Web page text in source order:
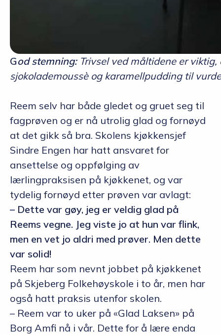
God stemning:Trivsel ved måltidene er viktig,
sjokolademoussè og karamellpudding til
Reem selv har både gledet og gruet seg til
fagprøven og er nå utrolig glad og fornøyd
at det gikk så bra. Skolens kjøkkensjef
Sindre Engen har hatt ansvaret for
ansettelse og oppfølging av
lærlingpraksisen på kjøkkenet, og var
tydelig fornøyd etter prøven var avlagt:
– Dette var gøy, jeg er veldig glad på
Reems vegne. Jeg viste jo at hun var flink,
men en vet jo aldri med prøver. Men dette
var solid!
Reem har som nevnt jobbet på kjøkkenet
på Skjeberg Folkehøyskole i to år, men har
også hatt praksis utenfor skolen.
– Reem var to uker på «Glad Laksen» på
Borg Amfi nå i vår. Dette for å lære enda